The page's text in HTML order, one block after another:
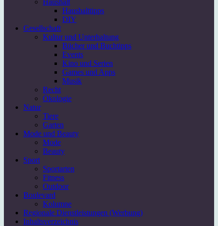
Haushalttipps
DIY
Gesellschaft
Kultur und Unterhaltung
Bücher und Buchtipps
Events
Kino und Serien
Games und Apps
Musik
Recht
Ökologie
Natur
Tiere
Garten
Mode und Beauty
Mode
Beauty
Sport
Sportarten
Fitness
Outdoor
Boulevard
Kolumne
Regionale Dienstleistungen (Werbung)
Inhaltsverzeichnis